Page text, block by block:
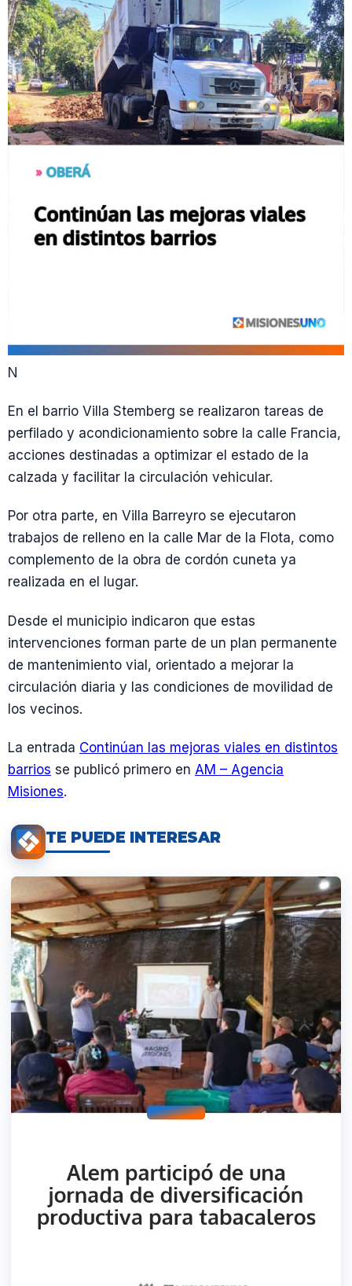
N
En el barrio Villa Stemberg se realizaron tareas de
perfilado y acondicionamiento sobre la calle Francia,
acciones destinadas a optimizar el estado de la
calzada y facilitar la circulación vehicular.
Por otra parte, en Villa Barreyro se ejecutaron
trabajos de relleno en la calle Mar de la Flota, como
complemento de la obra de cordón cuneta ya
realizada en el lugar.
Desde el municipio indicaron que estas
intervenciones forman parte de un plan permanente
de mantenimiento vial, orientado a mejorar la
circulación diaria y las condiciones de movilidad de
los vecinos.
La entrada Continúan las mejoras viales en distintos
barrios se publicó primero en AM – Agencia
Misiones.
TE PUEDE INTERESAR